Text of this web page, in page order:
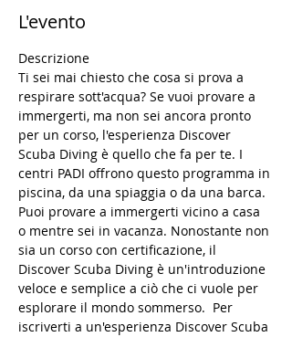
L'evento
Descrizione
Ti sei mai chiesto che cosa si prova a
respirare sott'acqua? Se vuoi provare a
immergerti, ma non sei ancora pronto
per un corso, l'esperienza Discover
Scuba Diving è quello che fa per te. I
centri PADI offrono questo programma in
piscina, da una spiaggia o da una barca.
Puoi provare a immergerti vicino a casa
o mentre sei in vacanza. Nonostante non
sia un corso con certificazione, il
Discover Scuba Diving è un'introduzione
veloce e semplice a ciò che ci vuole per
esplorare il mondo sommerso.  Per
iscriverti a un'esperienza Discover Scuba